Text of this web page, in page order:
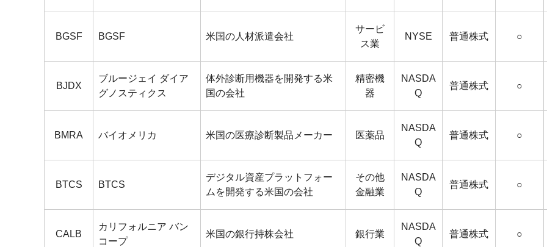
BGSF BGSF 米国の人材派遣会社
サービ
ス業
NYSE 普通株式 ○
BJDX
ブルージェイ ダイア
グノスティクス
体外診断用機器を開発する米
国の会社
精密機
器
NASDA
Q
普通株式 ○
BMRA バイオメリカ 米国の医療診断製品メーカー 医薬品
NASDA
Q
普通株式 ○
BTCS BTCS
デジタル資産プラットフォー
ムを開発する米国の会社
その他
金融業
NASDA
Q
普通株式 ○
CALB
カリフォルニア バン
コープ
米国の銀行持株会社 銀行業
NASDA
Q
普通株式 ○